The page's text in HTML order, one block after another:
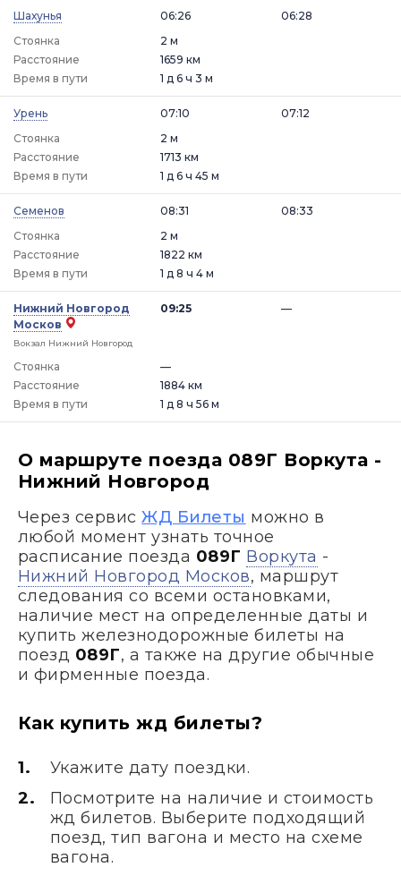
Шахунья
06:26
Стоянка
2 м
06:28
Расстояние
1659 км
Время в пути
1 д 6 ч 3 м
Урень
07:10
Стоянка
2 м
07:12
Расстояние
1713 км
Время в пути
1 д 6 ч 45 м
Семенов
08:31
Стоянка
2 м
08:33
Расстояние
1822 км
Время в пути
1 д 8 ч 4 м
Нижний Новгород
Москов
Вокзал Нижний Новгород
09:25
Стоянка —
—
Расстояние
1884 км
Время в пути
1 д 8 ч 56 м
О маршруте поезда 089Г Воркута -
Нижний Новгород
Через сервисЖД Билеты можно в
любой момент узнать точное
расписание поезда 089Г Воркута -
Нижний Новгород Москов, маршрут
следования со всеми остановками,
наличие мест на определенные даты и
купить железнодорожные билеты на
поезд 089Г, а также на другие обычные
и фирменные поезда.
Как купить жд билеты?
Укажите дату поездки.
Посмотрите на наличие и стоимость
жд билетов. Выберите подходящий
поезд, тип вагона и место на схеме
вагона.